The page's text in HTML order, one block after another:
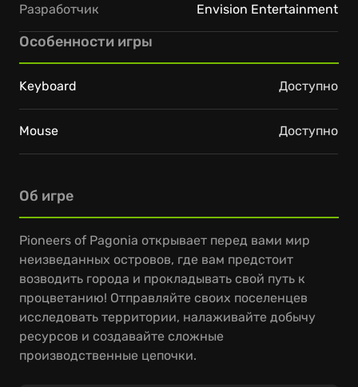
Об игре
Pioneers of Pagonia открывает перед вами мир
неизведанных островов, где вам предстоит
возводить города и прокладывать свой путь к
процветанию! Отправляйте своих поселенцев
исследовать территории, налаживайте добычу
ресурсов и создавайте сложные
производственные цепочки.
Разработчик Envision Entertainment
Особенности игры
Keyboard Доступно
Mouse Доступно